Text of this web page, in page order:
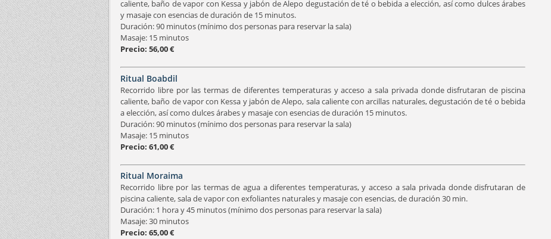
caliente, baño de vapor con Kessa y jabón de Alepo degustación de té o bebida a elección, así como dulces árabes
y masaje con esencias de duración de 15 minutos.
Duración: 90 minutos (mínimo dos personas para reservar la sala)
Masaje: 15 minutos
Precio: 56,00 €
Ritual Boabdil
Recorrido libre por las termas de diferentes temperaturas y acceso a sala privada donde disfrutaran de piscina
caliente, baño de vapor con Kessa y jabón de Alepo, sala caliente con arcillas naturales, degustación de té o bebida
a elección, así como dulces árabes y masaje con esencias de duración 15 minutos.
Duración: 90 minutos (mínimo dos personas para reservar la sala)
Masaje: 15 minutos
Precio: 61,00 €
Ritual Moraima
Recorrido libre por las termas de agua a diferentes temperaturas, y acceso a sala privada donde disfrutaran de
piscina caliente, sala de vapor con exfoliantes naturales y masaje con esencias, de duración 30 min.
Duración: 1 hora y 45 minutos (mínimo dos personas para reservar la sala)
Masaje: 30 minutos
Precio: 65,00 €